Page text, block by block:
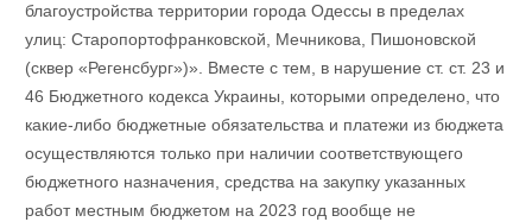
благоустройства территории города Одессы в пределах
улиц: Старопортофранковской, Мечникова, Пишоновской
(сквер «Регенсбург»)». Вместе с тем, в нарушение ст. ст. 23 и
46 Бюджетного кодекса Украины, которыми определено, что
какие-либо бюджетные обязательства и платежи из бюджета
осуществляются только при наличии соответствующего
бюджетного назначения, средства на закупку указанных
работ местным бюджетом на 2023 год вообще не